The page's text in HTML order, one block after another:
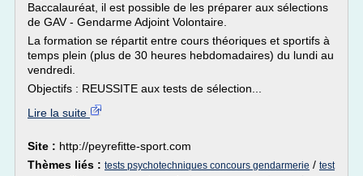
Baccalauréat, il est possible de les préparer aux sélections
de GAV - Gendarme Adjoint Volontaire.
La formation se répartit entre cours théoriques et sportifs à
temps plein (plus de 30 heures hebdomadaires) du lundi au
vendredi.
Objectifs : REUSSITE aux tests de sélection...
Lire la suite
Site : http://peyrefitte-sport.com
Thèmes liés : tests psychotechniques concours gendarmerie / test